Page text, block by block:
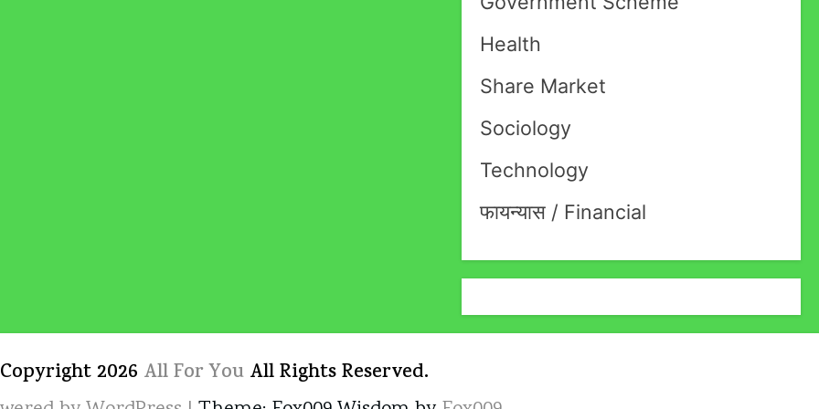
Health
Share Market
Sociology
Technology
फायन्यास / Financial
2026 All For You All Rights Reserved.